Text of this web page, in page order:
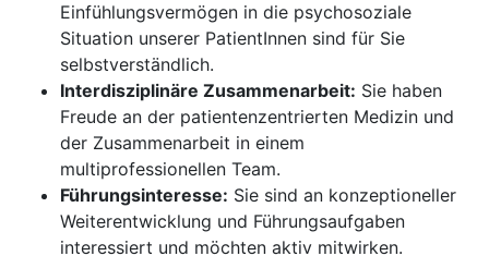
Einfühlungsvermögen in die psychosoziale
Situation unserer PatientInnen sind für Sie
selbstverständlich.
Interdisziplinäre Zusammenarbeit: Sie haben
Freude an der patientenzentrierten Medizin und
der Zusammenarbeit in einem
multiprofessionellen Team.
Führungsinteresse: Sie sind an konzeptioneller
Weiterentwicklung und Führungsaufgaben
interessiert und möchten aktiv mitwirken.